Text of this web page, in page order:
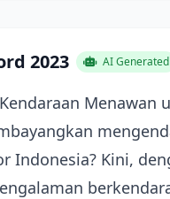
2023 AI Generated
Menawan
Indonesia? Kini,